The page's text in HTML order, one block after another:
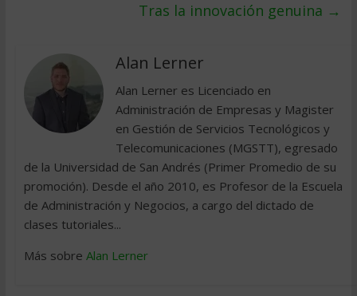
Tras la innovación genuina →
Alan Lerner
Alan Lerner es Licenciado en
Administración de Empresas y Magister
en Gestión de Servicios Tecnológicos y
Telecomunicaciones (MGSTT), egresado
de la Universidad de San Andrés (Primer Promedio de su
promoción). Desde el año 2010, es Profesor de la Escuela
de Administración y Negocios, a cargo del dictado de
clases tutoriales...
Más sobre Alan Lerner